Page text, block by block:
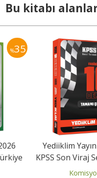
Bu kitabı
%35
Yediiklim
KPSS Son Viraj
Yetenek -